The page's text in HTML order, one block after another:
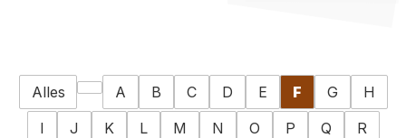
Alles A B C D E F G
H
I
J K L M N O P Q
R